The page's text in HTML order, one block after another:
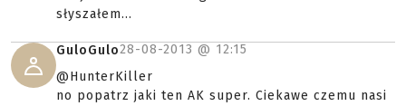
słyszałem...
GuloGulo28-08-2013 @ 12:15
@HunterKiller
no popatrz jaki ten AK super. Ciekawe czemu nasi